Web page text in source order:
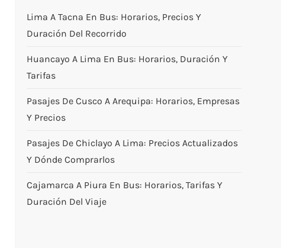
Lima A Tacna En Bus: Horarios, Precios Y
Duración Del Recorrido
Huancayo A Lima En Bus: Horarios, Duración Y
Tarifas
Pasajes De Cusco A Arequipa: Horarios, Empresas
Y Precios
Pasajes De Chiclayo A Lima: Precios Actualizados
Y Dónde Comprarlos
Cajamarca A Piura En Bus: Horarios, Tarifas Y
Duración Del Viaje